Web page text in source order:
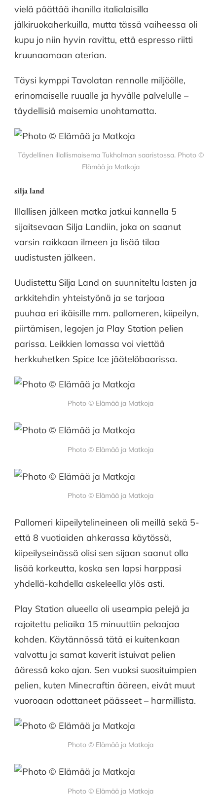
vielä päättää ihanilla italialaisilla
jälkiruokaherkuilla, mutta tässä vaiheessa oli
kupu jo niin hyvin ravittu, että espresso riitti
kruunaamaan aterian.
Täysi kymppi Tavolatan rennolle miljöölle,
erinomaiselle ruualle ja hyvälle palvelulle –
täydellisiä maisemia unohtamatta.
Täydellinen illallismaisema Tukholman saaristossa. Photo ©
Elämää ja Matkoja
silja land
Illallisen jälkeen matka jatkui kannella 5
sijaitsevaan Silja Landiin, joka on saanut
varsin raikkaan ilmeen ja lisää tilaa
uudistusten jälkeen.
Uudistettu Silja Land on suunniteltu lasten ja
arkkitehdin yhteistyönä ja se tarjoaa
puuhaa eri ikäisille mm. pallomeren, kiipeilyn,
piirtämisen, legojen ja Play Station pelien
parissa. Leikkien lomassa voi viettää
herkkuhetken Spice Ice jäätelöbaarissa.
Photo © Elämää ja Matkoja
Photo © Elämää ja Matkoja
Photo © Elämää ja Matkoja
Pallomeri kiipeilytelineineen oli meillä sekä 5-
että 8 vuotiaiden ahkerassa käytössä,
kiipeilyseinässä olisi sen sijaan saanut olla
lisää korkeutta, koska sen lapsi harppasi
yhdellä-kahdella askeleella ylös asti.
Play Station alueella oli useampia pelejä ja
rajoitettu peliaika 15 minuuttiin pelaajaa
kohden. Käytännössä tätä ei kuitenkaan
valvottu ja samat kaverit istuivat pelien
ääressä koko ajan. Sen vuoksi suosituimpien
pelien, kuten Minecraftin ääreen, eivät muut
vuoroaan odottaneet päässeet – harmillista.
Photo © Elämää ja Matkoja
Photo © Elämää ja Matkoja